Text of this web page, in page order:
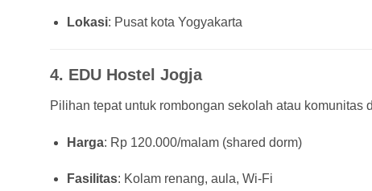
Lokasi: Pusat kota Yogyakarta
4. EDU Hostel Jogja
Pilihan tepat untuk rombongan sekolah atau komunitas
Harga: Rp 120.000/malam (shared dorm)
Fasilitas: Kolam renang, aula, Wi-Fi